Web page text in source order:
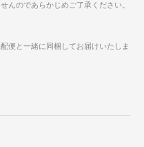
んのであらかじめご了承ください。
便と一緒に同梱してお届けいたしま